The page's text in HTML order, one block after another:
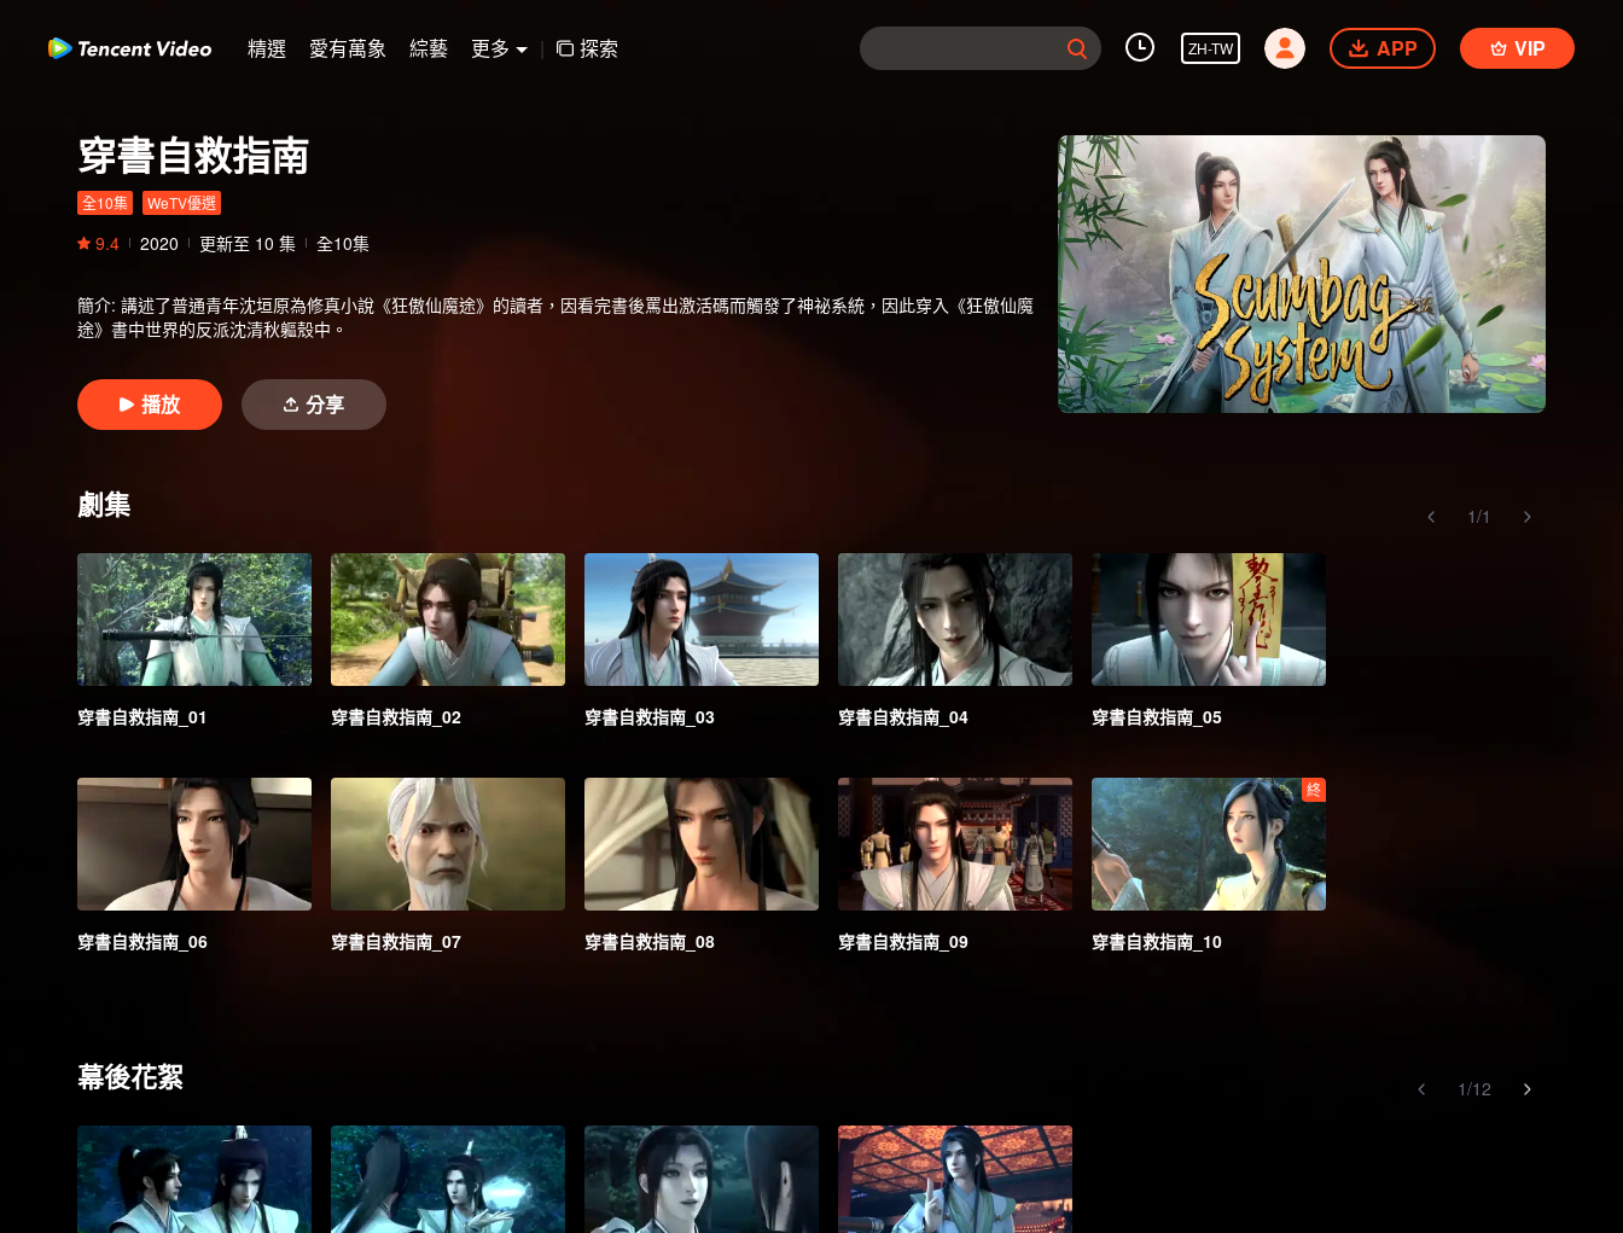
精選 愛有萬象 綜藝 更多 | 探索 ZH-TW APP VIP
穿書自救指南
全10集 WeTV優選
9.4 2020 更新至 10 集 全10集
簡介: 講述了普通青年沈垣原為修真小說《狂傲仙魔途》的讀者，因看完書後罵出激活碼而觸發了神祕系統，因此穿入《狂傲仙魔
途》書中世界的反派沈清秋軀殼中。
播放 分享
劇集 1/1
穿書自救指南_01 穿書自救指南_02 穿書自救指南_03 穿書自救指南_04 穿書自救指南_05
穿書自救指南_06 穿書自救指南_07 穿書自救指南_08 穿書自救指南_09
終
穿書自救指南_10
幕後花絮 1/12